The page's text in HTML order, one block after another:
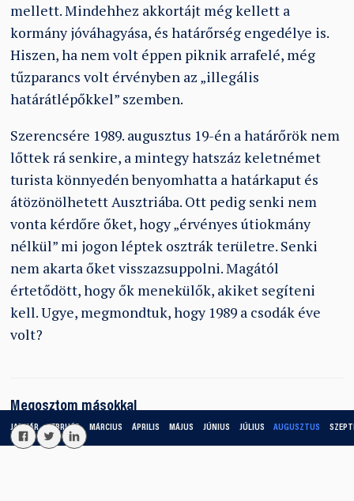
JANUÁR FEBRUÁR MÁRCIUS ÁPRILIS MÁJUS JÚNIUS JÚLIUS AUGUSZTUS
mellett. Mindehhez akkortájt még kellett a
kormány jóváhagyása, és határőrség engedélye is.
Hiszen, ha nem volt éppen piknik arrafelé, még
tűzparancs volt érvényben az „illegális
határátlépőkkel” szemben.
Szerencsére 1989. augusztus 19-én a határőrök nem
lőttek rá senkire, a mintegy hatszáz keletnémet
turista könnyedén benyomhatta a határkaput és
átözönölhetett Ausztriába. Ott pedig senki nem
vonta kérdőre őket, hogy „érvényes útiokmány
nélkül” mi jogon léptek osztrák területre. Senki
nem akarta őket visszazsuppolni. Magától
értetődött, hogy ők menekülők, akiket segíteni
kell. Ugye, megmondtuk, hogy 1989 a csodák éve
volt?
Megosztom másokkal